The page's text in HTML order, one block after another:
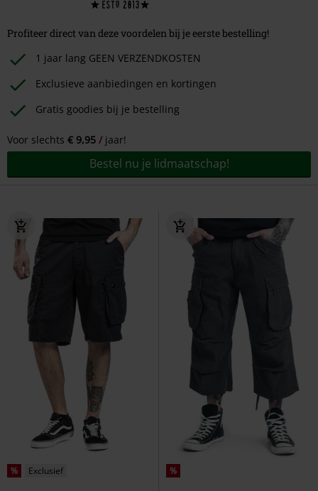
Profiteer direct van deze voordelen bij je eerste bestelling!
1 jaar lang GEEN VERZENDKOSTEN
Exclusieve aanbiedingen en kortingen
Gratis goodies bij je bestelling
Voor slechts € 9,95 jaar!
Bestel nu je lidmaatschap!
% Exclusief %